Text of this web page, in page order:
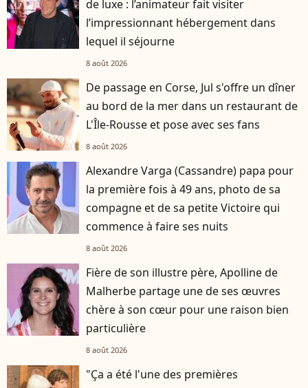
de luxe : l’animateur fait visiter
l’impressionnant hébergement dans
lequel il séjourne
8 août 2026
De passage en Corse, Jul s'offre un dîner
au bord de la mer dans un restaurant de
L'Île-Rousse et pose avec ses fans
8 août 2026
Alexandre Varga (Cassandre) papa pour
la première fois à 49 ans, photo de sa
compagne et de sa petite Victoire qui
commence à faire ses nuits
8 août 2026
Fière de son illustre père, Apolline de
Malherbe partage une de ses œuvres
chère à son cœur pour une raison bien
particulière
8 août 2026
"Ça a été l'une des premières